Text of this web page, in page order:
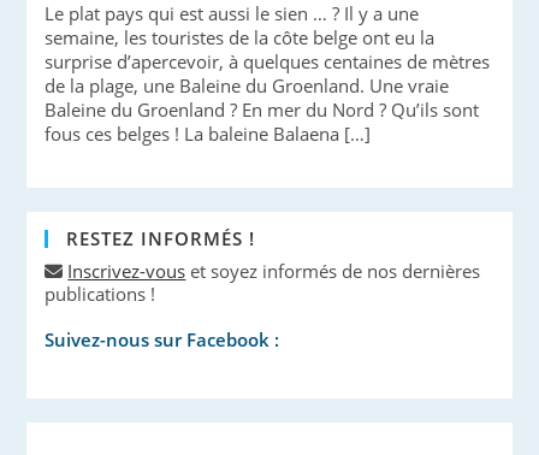
Le plat pays qui est aussi le sien … ? Il y a une
semaine, les touristes de la côte belge ont eu la
surprise d’apercevoir, à quelques centaines de mètres
de la plage, une Baleine du Groenland. Une vraie
Baleine du Groenland ? En mer du Nord ? Qu’ils sont
fous ces belges ! La baleine Balaena […]
RESTEZ INFORMÉS !
Inscrivez-vous et soyez informés de nos dernières
publications !
Suivez-nous sur Facebook :